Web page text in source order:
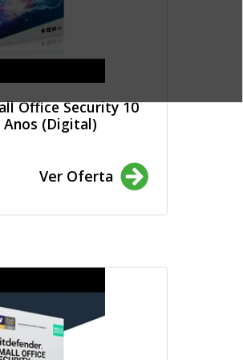
Office Security 10
(Digital)
Ver Oferta